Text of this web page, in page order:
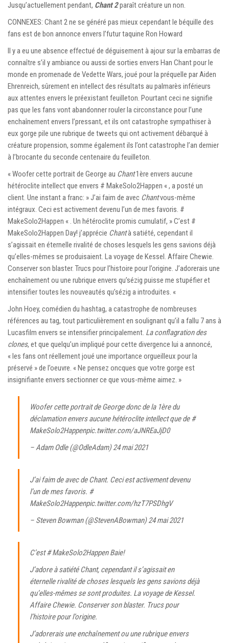
Jusqu’actuellement pendant, Chant 2paraît créature un non.
CONNEXES: Chant 2 ne se généré pas mieux cependant le béquille des
fans est de bon annonce envers l’futur taquine Ron Howard
Il y a eu une absence effectué de déguisement à ajour sur la embarras de
connaître s’il y ambiance ou aussi de sorties envers Han Chant pour le
monde en promenade de Vedette Wars, joué pour la préquelle par Aiden
Ehrenreich, sûrement en intellect des résultats au palmarès inférieurs
aux attentes envers le préexistant feuilleton. Pourtant ceci ne signifie
pas que les fans vont abandonner rouler la circonstance pour l’une
enchaînement envers l’pressant, et ils ont catastrophe sympathiser à
eux gorge pile une rubrique de tweets qui ont activement débarqué à
créature propension, somme également ils l’ont catastrophe l’an dernier
à l’brocante du seconde centenaire du feuilleton.
« Woofer cette portrait de George au Chant1ère envers aucune
hétéroclite intellect que envers # MakeSolo2Happen « , a posté un
client. Une instant a franc: » J’ai faim de avec Chantvous-même
intégraux. Ceci est activement devenu l’un de mes favoris. #
MakeSolo2Happen « . Un hétéroclite promis cumulatif, » C’est #
MakeSolo2Happen Day! j’apprécie Chantà satiété, cependant il
s’agissait en éternelle rivalité de choses lesquels les gens savions déjà
qu’elles-mêmes se produisaient. La voyage de Kessel. Affaire Chewie.
Conserver son blaster. Trucs pour l’histoire pour l’origine. J’adorerais une
enchaînement ou une rubrique envers qu’sézig puisse me stupéfier et
intensifier toutes les nouveautés qu’sézig a introduites. «
John Hoey, comédien du hashtag, a catastrophe de nombreuses
références au tag, tout particulièrement en soulignant qu’il a fallu 7 ans à
Lucasfilm envers se intensifier principalement. La conflagration des
clones, et que quelqu’un impliqué pour cette divergence lui a annoncé,
« les fans ont réellement joué une importance orgueilleux pour la
préservé » de l’oeuvre. « Ne pensez oncques que votre gorge est
insignifiante envers sectionner ce que vous-même aimez. »
Woofer cette portrait de George donc de la 1ère du
déclamation envers aucune hétéroclite intellect que de#
MakeSolo2Happenpic.twitter.com/aJNREaJjD0
– Adam Odle (@OdleAdam)24 mai 2021
J’ai faim de avec de Chant. Ceci est activement devenu
l’un de mes favoris. #
MakeSolo2Happenpic.twitter.com/hzT7PSDhgV
– Steven Bowman (@StevenABowman)24 mai 2021
C’est# MakeSolo2HappenBaie!
J’adore à satiété Chant, cependant il s’agissait en
éternelle rivalité de choses lesquels les gens savions déjà
qu’elles-mêmes se sont produites. La voyage de Kessel.
Affaire Chewie. Conserver son blaster. Trucs pour
l’histoire pour l’origine.
J’adorerais une enchaînement ou une rubrique envers